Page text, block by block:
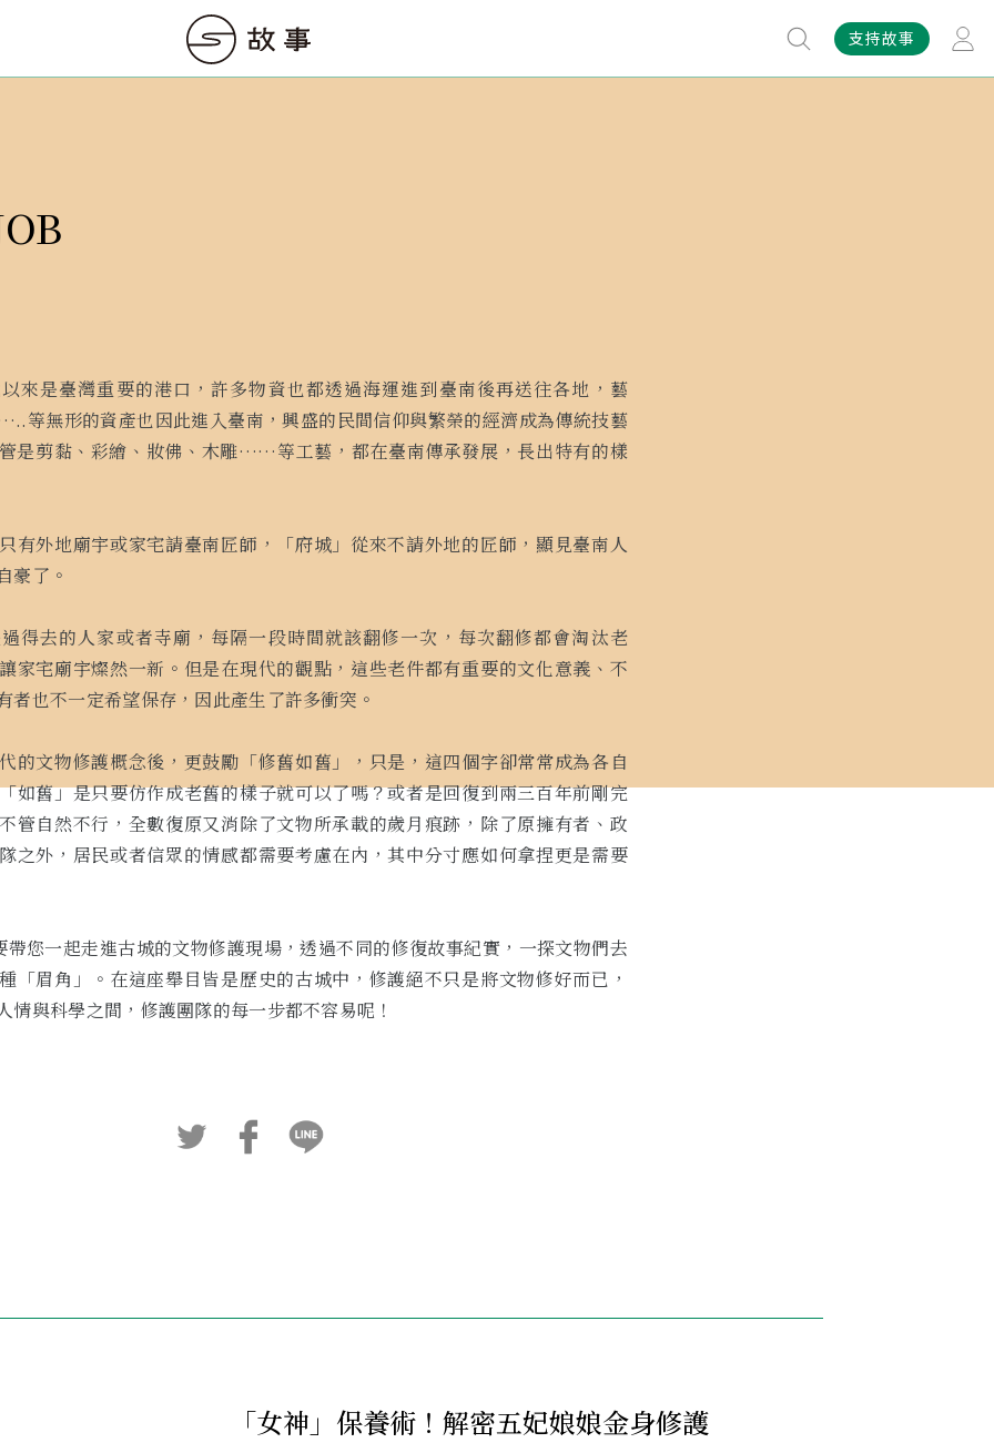
支持故事
來是臺灣重要的港口，許多物資也都透過海運進到臺南後再送往各地，藝
等無形的資產也因此進入臺南，興盛的民間信仰與繁榮的經濟成為傳統技藝
是剪黏、彩繪、妝佛、木雕……等工藝，都在臺南傳承發展，長出特有的樣
有外地廟宇或家宅請臺南匠師，「府城」從來不請外地的匠師，顯見臺南人
豪了。
得去的人家或者寺廟，每隔一段時間就該翻修一次，每次翻修都會淘汰老
家宅廟宇燦然一新。但是在現代的觀點，這些老件都有重要的文化意義、不
者也不一定希望保存，因此產生了許多衝突。
的文物修護概念後，更鼓勵「修舊如舊」，只是，這四個字卻常常成為各自
如舊」是只要仿作成老舊的樣子就可以了嗎？或者是回復到兩三百年前剛完
管自然不行，全數復原又消除了文物所承載的歲月痕跡，除了原擁有者、政
之外，居民或者信眾的情感都需要考慮在內，其中分寸應如何拿捏更是需要
帶您一起走進古城的文物修護現場，透過不同的修復故事紀實，一探文物們去
「眉角」。在這座舉目皆是歷史的古城中，修護絕不只是將文物修好而已，
情與科學之間，修護團隊的每一步都不容易呢！
「女神」保養術！解密五妃娘娘金身修護